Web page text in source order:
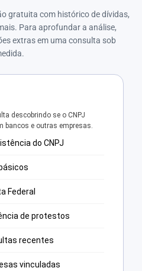
gratuita com histórico de dívidas,
Para aprofundar a análise,
extras em uma consulta sob
descobrindo se o CNPJ
bancos e outras empresas.
do CNPJ
Federal
de protestos
recentes
vinculadas